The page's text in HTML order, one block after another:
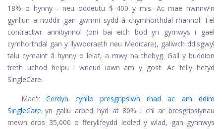
18% o hynny - neu oddeutu $ 400 y mis. Ac mae hwnnw'n
gynllun a noddir gan gwmni sydd â chymhorthdal ​​rhannol. Fel
contractwr annibynnol (oni bai eich bod yn gymwys i gael
cymhorthdal ​​gan y llywodraeth neu Medicare), gallwch ddisgwyl
talu cymaint â hynny o leiaf, a mwy na thebyg. Gall y buddion
treth uchod helpu i wneud iawn am y gost. Ac felly hefyd
SingleCare.
Mae'r
Cerdyn cynilo presgripsiwn rhad ac am ddim
SingleCare yn gallu arbed hyd at 80% i chi ar bresgripsiynau
mewn dros 35,000 o fferyllfeydd ledled y wlad, gan gynnwys